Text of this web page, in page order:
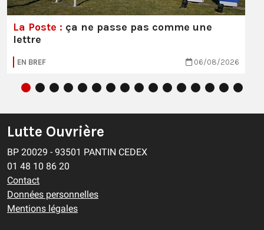
La Poste : ça ne passe pas comme une
lettre
EN BREF 06/08/2026
Lutte Ouvrière
BP 20029 - 93501 PANTIN CEDEX
01 48 10 86 20
Contact
Données personnelles
Mentions légales